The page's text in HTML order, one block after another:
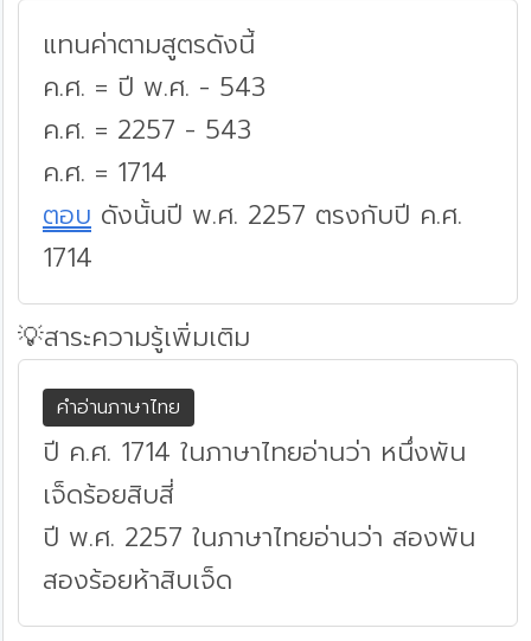
แทนค่าตามสูตรดังนี้
ค.ศ. = ปี พ.ศ. - 543
ค.ศ. = 2257 - 543
ค.ศ. = 1714
ตอบ ดังนั้นปี พ.ศ. 2257 ตรงกับปี ค.ศ.
1714
💡สาระความรู้เพิ่มเติม
คำอ่านภาษาไทย
ปี ค.ศ. 1714 ในภาษาไทยอ่านว่า หนึ่งพัน
เจ็ดร้อยสิบสี่
ปี พ.ศ. 2257 ในภาษาไทยอ่านว่า สองพัน
สองร้อยห้าสิบเจ็ด